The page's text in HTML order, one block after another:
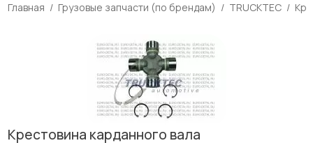
Главная Грузовые запчасти (по брендам) TRUCKTEC
Крестовина карданного вала